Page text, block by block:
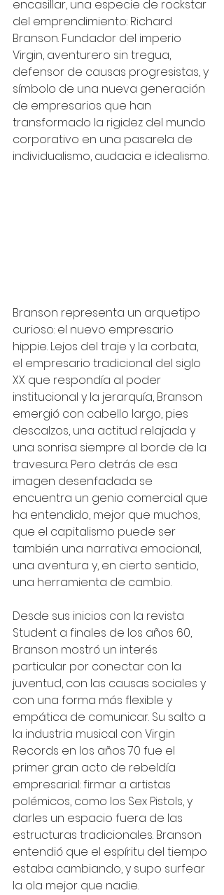
encasillar, una especie de rockstar
del emprendimiento: Richard
Branson. Fundador del imperio
Virgin, aventurero sin tregua,
defensor de causas progresistas, y
símbolo de una nueva generación
de empresarios que han
transformado la rigidez del mundo
corporativo en una pasarela de
individualismo, audacia e idealismo.
Branson representa un arquetipo
curioso: el nuevo empresario
hippie. Lejos del traje y la corbata,
el empresario tradicional del siglo
XX que respondía al poder
institucional y la jerarquía, Branson
emergió con cabello largo, pies
descalzos, una actitud relajada y
una sonrisa siempre al borde de la
travesura. Pero detrás de esa
imagen desenfadada se
encuentra un genio comercial que
ha entendido, mejor que muchos,
que el capitalismo puede ser
también una narrativa emocional,
una aventura y, en cierto sentido,
una herramienta de cambio.
Desde sus inicios con la revista
Student a finales de los años 60,
Branson mostró un interés
particular por conectar con la
juventud, con las causas sociales y
con una forma más flexible y
empática de comunicar. Su salto a
la industria musical con Virgin
Records en los años 70 fue el
primer gran acto de rebeldía
empresarial: firmar a artistas
polémicos, como los Sex Pistols, y
darles un espacio fuera de las
estructuras tradicionales. Branson
entendió que el espíritu del tiempo
estaba cambiando, y supo surfear
la ola mejor que nadie.